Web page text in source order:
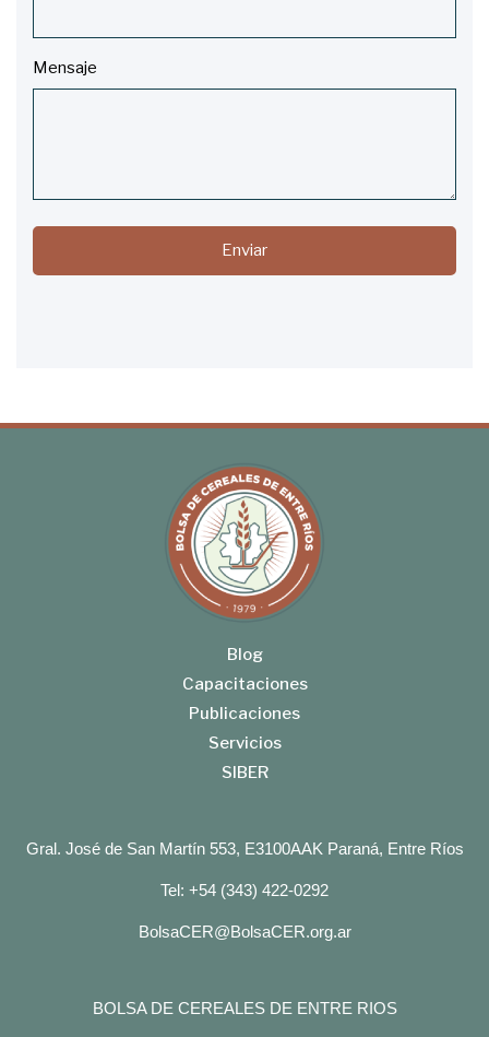
Mensaje
Enviar
Blog
Capacitaciones
Publicaciones
Servicios
SIBER
Gral. José de San Martín 553, E3100AAK Paraná, Entre Ríos
Tel: +54 (343) 422-0292
BolsaCER@BolsaCER.org.ar
BOLSA DE CEREALES DE ENTRE RIOS